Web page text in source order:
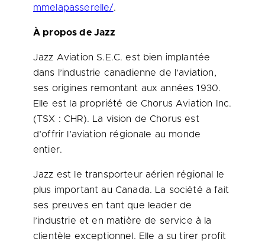
mmelapasserelle/.
À propos de Jazz
Jazz Aviation S.E.C. est bien implantée
dans l’industrie canadienne de l’aviation,
ses origines remontant aux années 1930.
Elle est la propriété de Chorus Aviation Inc.
(TSX : CHR). La vision de Chorus est
d’offrir l’aviation régionale au monde
entier.
Jazz est le transporteur aérien régional le
plus important au Canada. La société a fait
ses preuves en tant que leader de
l’industrie et en matière de service à la
clientèle exceptionnel. Elle a su tirer profit